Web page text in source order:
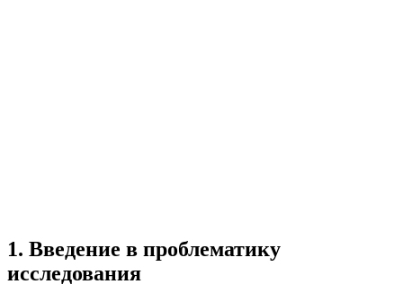
1. Введение в проблематику
исследования